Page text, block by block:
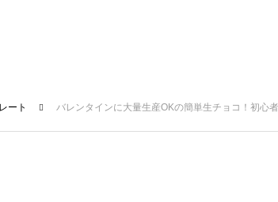
ート バレンタインに大量生産OKの簡単生チョコ！初心